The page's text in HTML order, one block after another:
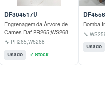
DF304517U
Engrenagem da Árvore de
Cames Daf PR265;WS268
🔧 PR265;WS268
Usado ✓ Stock
Bomba
🔧
Usado